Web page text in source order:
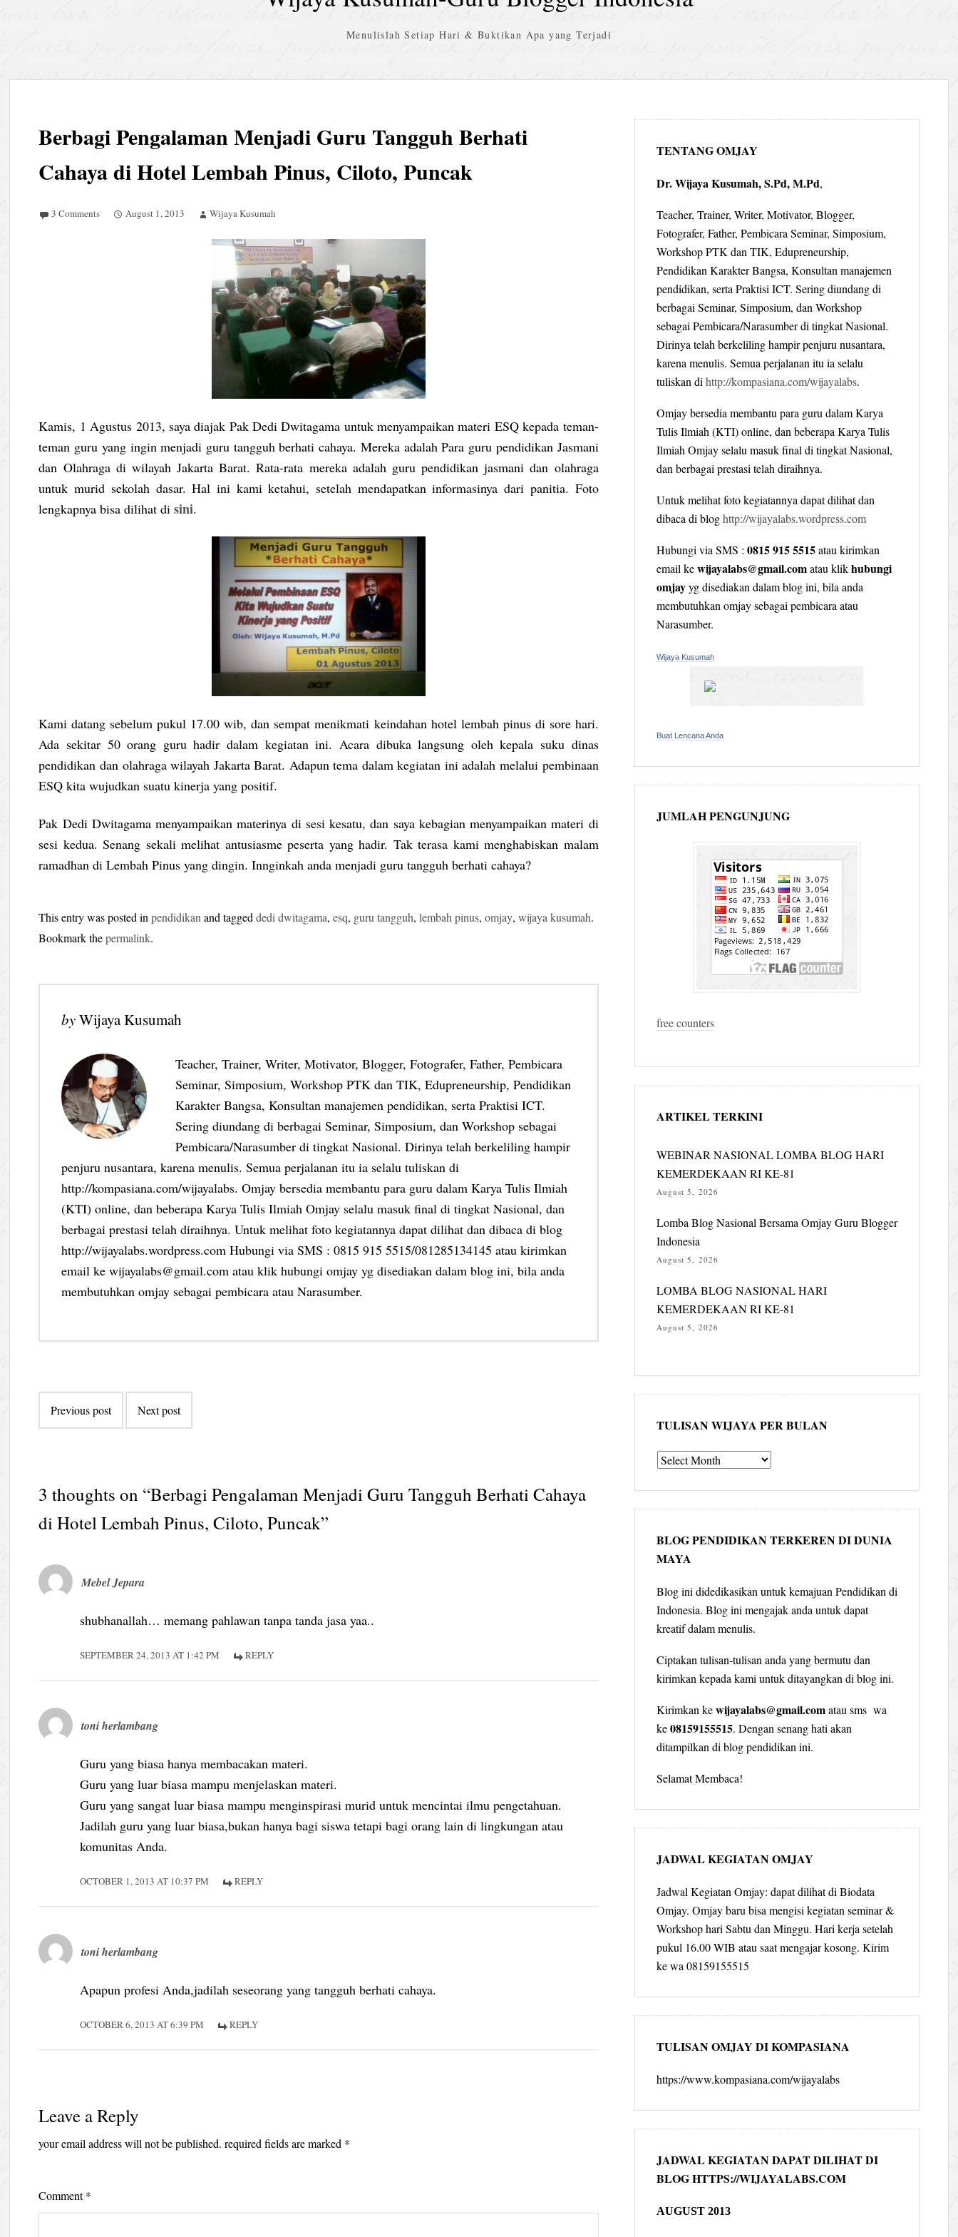
Menulislah Setiap Hari & Buktikan Apa yang Terjadi
Berbagi Pengalaman Menjadi Guru Tangguh Berhati
Cahaya di Hotel Lembah Pinus, Ciloto, Puncak
3 Comments August 1, 2013 Wijaya Kusumah
Kamis, 1 Agustus 2013, saya diajak Pak Dedi Dwitagama untuk menyampaikan materi ESQ kepada teman-
teman guru yang ingin menjadi guru tangguh berhati cahaya. Mereka adalah Para guru pendidikan Jasmani
dan Olahraga di wilayah Jakarta Barat. Rata-rata mereka adalah guru pendidikan jasmani dan olahraga
untuk murid sekolah dasar. Hal ini kami ketahui, setelah mendapatkan informasinya dari panitia. Foto
lengkapnya bisa dilihat disini.
Kami datang sebelum pukul 17.00 wib, dan sempat menikmati keindahan hotel lembah pinus di sore hari.
Ada sekitar 50 orang guru hadir dalam kegiatan ini. Acara dibuka langsung oleh kepala suku dinas
pendidikan dan olahraga wilayah Jakarta Barat. Adapun tema dalam kegiatan ini adalah melalui pembinaan
ESQ kita wujudkan suatu kinerja yang positif.
Pak Dedi Dwitagama menyampaikan materinya di sesi kesatu, dan saya kebagian menyampaikan materi di
sesi kedua. Senang sekali melihat antusiasme peserta yang hadir. Tak terasa kami menghabiskan malam
ramadhan di Lembah Pinus yang dingin. Innginkah anda menjadi guru tangguh berhati cahaya?
This entry was posted inpendidikan and taggeddedi dwitagama,esq, guru tangguh,lembah pinus,omjay,wijaya kusumah.
Bookmark thepermalink.
byWijaya Kusumah
Teacher, Trainer, Writer, Motivator, Blogger, Fotografer, Father, Pembicara
Seminar, Simposium, Workshop PTK dan TIK, Edupreneurship, Pendidikan
Karakter Bangsa, Konsultan manajemen pendidikan, serta Praktisi ICT.
Sering diundang di berbagai Seminar, Simposium, dan Workshop sebagai
Pembicara/Narasumber di tingkat Nasional. Dirinya telah berkeliling hampir
penjuru nusantara, karena menulis. Semua perjalanan itu ia selalu tuliskan di
http://kompasiana.com/wijayalabs. Omjay bersedia membantu para guru dalam Karya Tulis Ilmiah
(KTI) online, dan beberapa Karya Tulis Ilmiah Omjay selalu masuk final di tingkat Nasional, dan
berbagai prestasi telah diraihnya. Untuk melihat foto kegiatannya dapat dilihat dan dibaca di blog
http://wijayalabs.wordpress.com Hubungi via SMS : 0815 915 5515/081285134145 atau kirimkan
email ke wijayalabs@gmail.com atau klik hubungi omjay yg disediakan dalam blog ini, bila anda
membutuhkan omjay sebagai pembicara atau Narasumber.
Post
navigation
Previous post Next post
3 thoughts on “Berbagi Pengalaman Menjadi Guru Tangguh Berhati Cahaya
di Hotel Lembah Pinus, Ciloto, Puncak”
Mebel Jepara
shubhanallah… memang pahlawan tanpa tanda jasa yaa..
SEPTEMBER 24, 2013 AT 1:42 PM REPLY
toni herlambang
Guru yang biasa hanya membacakan materi.
Guru yang luar biasa mampu menjelaskan materi.
Guru yang sangat luar biasa mampu menginspirasi murid untuk mencintai ilmu pengetahuan.
Jadilah guru yang luar biasa,bukan hanya bagi siswa tetapi bagi orang lain di lingkungan atau
komunitas Anda.
OCTOBER 1, 2013 AT 10:37 PM REPLY
toni herlambang
Apapun profesi Anda,jadilah seseorang yang tangguh berhati cahaya.
OCTOBER 6, 2013 AT 6:39 PM REPLY
Leave a Reply
your email address will not be published. required fields are marked *
Comment*
TENTANG OMJAY
Dr. Wijaya Kusumah, S.Pd, M.Pd,
Teacher, Trainer, Writer, Motivator, Blogger,
Fotografer, Father, Pembicara Seminar, Simposium,
Workshop PTK dan TIK, Edupreneurship,
Pendidikan Karakter Bangsa, Konsultan manajemen
pendidikan, serta Praktisi ICT. Sering diundang di
berbagai Seminar, Simposium, dan Workshop
sebagai Pembicara/Narasumber di tingkat Nasional.
Dirinya telah berkeliling hampir penjuru nusantara,
karena menulis. Semua perjalanan itu ia selalu
tuliskan di http://kompasiana.com/wijayalabs.
Omjay bersedia membantu para guru dalam Karya
Tulis Ilmiah (KTI) online, dan beberapa Karya Tulis
Ilmiah Omjay selalu masuk final di tingkat Nasional,
dan berbagai prestasi telah diraihnya.
Untuk melihat foto kegiatannya dapat dilihat dan
dibaca di bloghttp://wijayalabs.wordpress.com
Hubungi via SMS : 0815 915 5515atau kirimkan
email kewijayalabs@gmail.comatau klikhubungi
omjayyg disediakan dalam blog ini, bila anda
membutuhkan omjay sebagai pembicara atau
Narasumber.
Wijaya Kusumah
Buat Lencana Anda
JUMLAH PENGUNJUNG
free counters
ARTIKEL TERKINI
WEBINAR NASIONAL LOMBA BLOG HARI
KEMERDEKAAN RI KE-81
August 5, 2026
Lomba Blog Nasional Bersama Omjay Guru Blogger
Indonesia
August 5, 2026
LOMBA BLOG NASIONAL HARI
KEMERDEKAAN RI KE-81
August 5, 2026
TULISAN WIJAYA PER BULAN
Tulisan
per
bulan
BLOG PENDIDIKAN TERKEREN DI DUNIA
MAYA
Blog ini didedikasikan untuk kemajuan Pendidikan di
Indonesia. Blog ini mengajak anda untuk dapat
kreatif dalam menulis.
Ciptakan tulisan-tulisan anda yang bermutu dan
kirimkan kepada kami untuk ditayangkan di blog ini.
Kirimkan kewijayalabs@gmail.comatau sms wa
ke08159155515. Dengan senang hati akan
ditampilkan di blog pendidikan ini.
Selamat Membaca!
JADWAL KEGIATAN OMJAY
Jadwal Kegiatan Omjay: dapat dilihat di Biodata
Omjay. Omjay baru bisa mengisi kegiatan seminar &
Workshop hari Sabtu dan Minggu. Hari kerja setelah
pukul 16.00 WIB atau saat mengajar kosong. Kirim
ke wa 08159155515
TULISAN OMJAY DI KOMPASIANA
https://www.kompasiana.com/wijayalabs
JADWAL KEGIATAN DAPAT DILIHAT DI
BLOG HTTPS://WIJAYALABS.COM
AUGUST 2013